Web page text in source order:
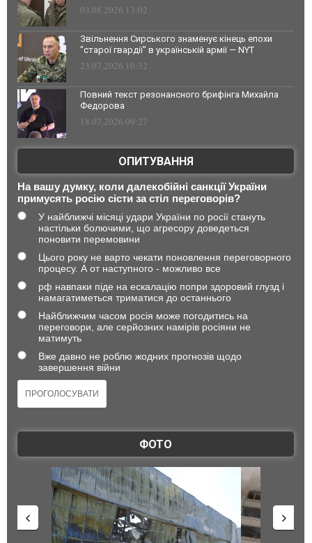
03.08.2026 13:02
Звільнення Сирського знаменує кінець епохи
"старої гвардії" в українській армії — NYT
23.07.2026 10:32
Повний текст резонансного брифінга Михайла
Федорова
18.07.2026 09:27
ОПИТУВАННЯ
На вашу думку, коли далекобійні санкції України
примусять росію сісти за стіл переговорів?
У найближчі місяці удари України по росії стануть
настільки болючими, що агресору доведеться
поновити перемовини
Цього року не варто чекати поновлення переговорного
процесу. А от наступного - можливо все
рф навпаки піде на ескалацію попри здоровий глузд і
намагатиметься триматися до останнього
Найближчим часом росія може погодитись на
переговори, але серйозних намірів росіяни не
матимуть
Вже давно не роблю жодних прогнозів щодо
завершення війни
ФОТО